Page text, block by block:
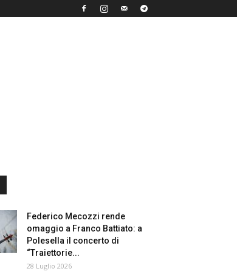
Federico Mecozzi rende
omaggio a Franco Battiato: a
Polesella il concerto di
“Traiettorie...
28 Luglio 2026